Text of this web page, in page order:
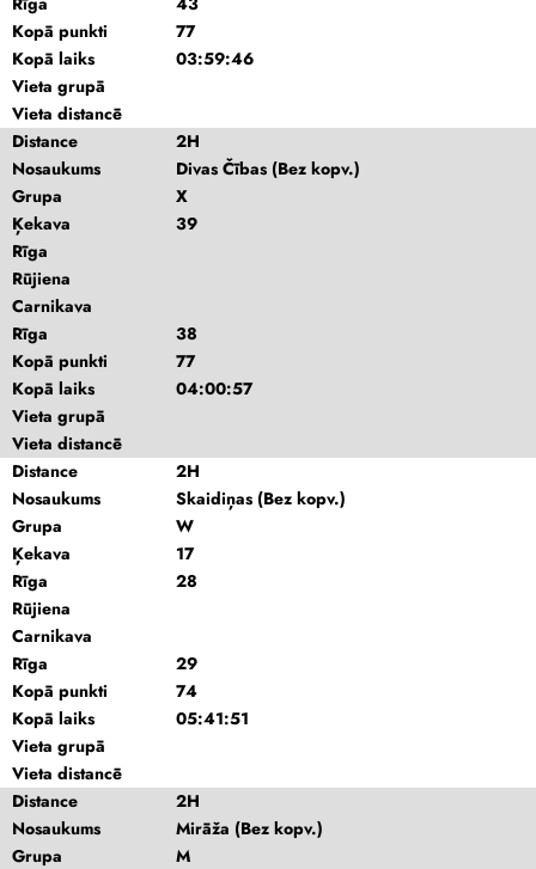
Kopā punkti
77
Kopā laiks
03:59:46
Vieta grupā
Vieta distancē
Distance
2H
Nosaukums
Divas Čības (Bez kopv.)
Grupa
X
Ķekava
39
Rīga
Rūjiena
Carnikava
Rīga
38
Kopā punkti
77
Kopā laiks
04:00:57
Vieta grupā
Vieta distancē
Distance
2H
Nosaukums
Skaidiņas (Bez kopv.)
Grupa
W
Ķekava
17
Rīga
28
Rūjiena
Carnikava
Rīga
29
Kopā punkti
74
Kopā laiks
05:41:51
Vieta grupā
Vieta distancē
Distance
2H
Nosaukums
Mirāža (Bez kopv.)
Grupa
M